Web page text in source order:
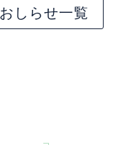
おしらせ一覧